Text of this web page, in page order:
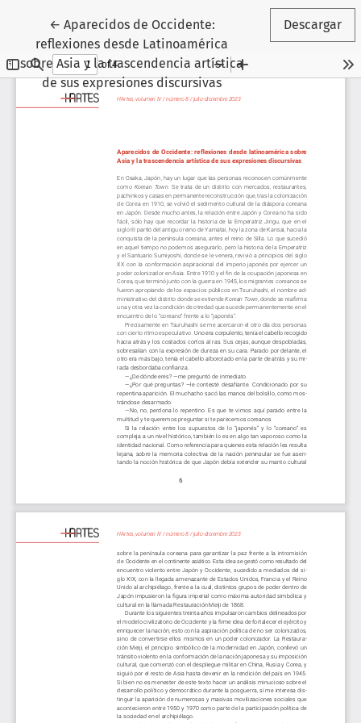
← Volver a los detalles del artículo
Aparecidos de Occidente:
reflexiones desde Latinoamérica
sobre Asia y la trascendencia artística
de sus expresiones discursivas
Descargar